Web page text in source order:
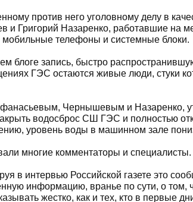
против него уголовному делу в
и Григорий Назаренко, работавшие на
телефоны и системные блоки.
блоге запись, быстро
ГЭС остаются живые люди, стуки
Чернышевым и Назаренко,
водосброс СШ ГЭС и полностью
уровень воды в машинном зале
многие комментаторы и специалисты.
в интервью Российской газете это
информацию, вранье по сути, о том,
жестко, как и тех, кто в первые